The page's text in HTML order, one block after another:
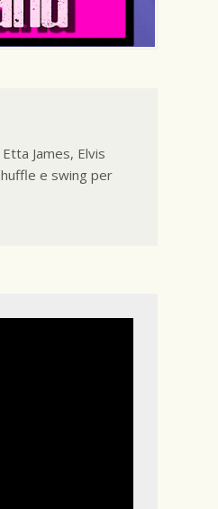
James, Elvis
e swing per